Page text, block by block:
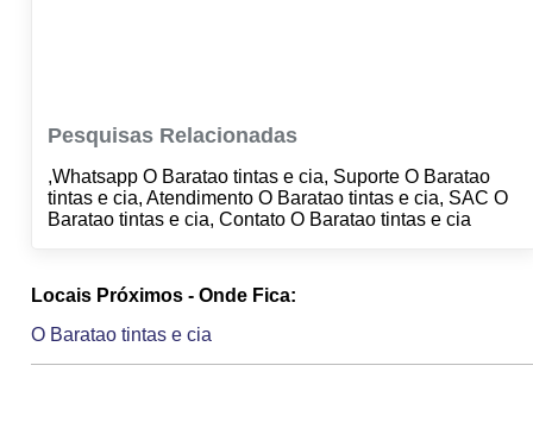
Pesquisas Relacionadas
,Whatsapp O Baratao tintas e cia, Suporte O Baratao
tintas e cia, Atendimento O Baratao tintas e cia, SAC O
Baratao tintas e cia, Contato O Baratao tintas e cia
Locais Próximos - Onde Fica:
O Baratao tintas e cia